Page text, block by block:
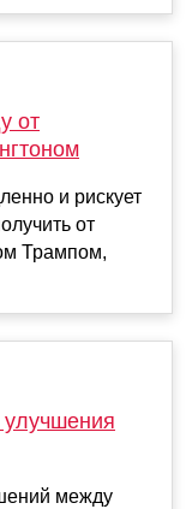
от
и рискует
от
Трампом,
улучшения
между